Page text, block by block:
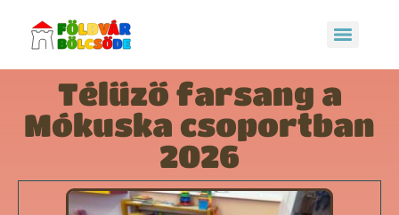
Télűző farsang a
Mókuska csoportban
2026